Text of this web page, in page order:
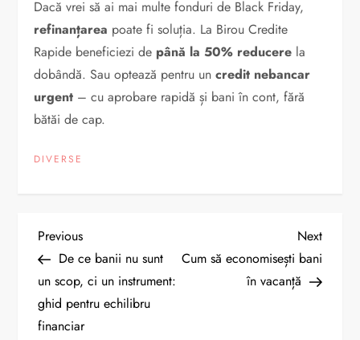
Dacă vrei să ai mai multe fonduri de Black Friday,
refinanțarea poate fi soluția. La Birou Credite
Rapide beneficiezi de până la 50% reducere la
dobândă. Sau optează pentru uncredit nebancar
urgent – cu aprobare rapidă și bani în cont, fără
bătăi de cap.
DIVERSE
N
a
v
Previous
Post
Previous
De ce banii nu sunt
un scop, ci un instrument:
ghid pentru echilibru
financiar
Next
Post
Next
Cum să economisești bani
în vacanță